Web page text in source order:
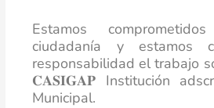
Estamos
ciudadanía y estamos
responsabilidad el trabajo
𝐂𝐀𝐒𝐈𝐆𝐀𝐏 Institución
Municipal.